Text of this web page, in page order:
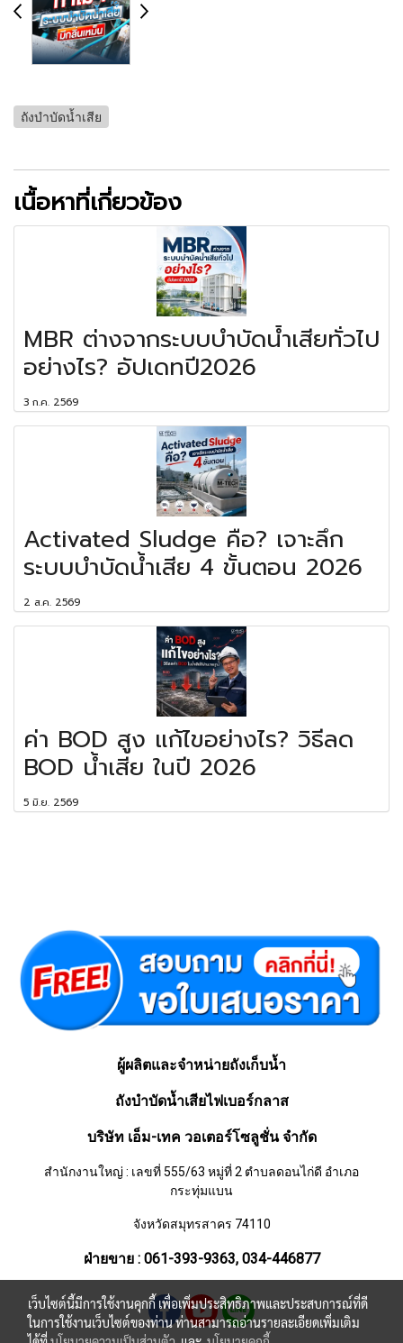
ถังบำบัดน้ำเสีย
เนื้อหาที่เกี่ยวข้อง
MBR ต่างจากระบบบำบัดน้ำเสียทั่วไป
อย่างไร? อัปเดทปี2026
3 ก.ค. 2569
Activated Sludge คือ? เจาะลึก
ระบบบำบัดน้ำเสีย 4 ขั้นตอน 2026
2 ส.ค. 2569
ค่า BOD สูง แก้ไขอย่างไร? วิธีลด
BOD น้ำเสีย ในปี 2026
5 มิ.ย. 2569
ผู้ผลิตและจำหน่ายถังเก็บน้ำ
ถังบำบัดน้ำเสียไฟเบอร์กลาส
บริษัท เอ็ม-เทค วอเตอร์โซลูชั่น จำกัด
สำนักงานใหญ่ : เลขที่ 555/63 หมู่ที่ 2 ตำบลดอนไก่ดี อำเภอ
กระทุ่มแบน
จังหวัดสมุทรสาคร 74110
ฝ่ายขาย : 061-393-9363, 034-446877
เว็บไซต์นี้มีการใช้งานคุกกี้ เพื่อเพิ่มประสิทธิภาพและประสบการณ์ที่ดี
ในการใช้งานเว็บไซต์ของท่าน ท่านสามารถอ่านรายละเอียดเพิ่มเติม